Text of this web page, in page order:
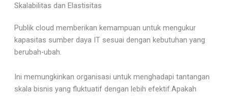
Skalabilitas dan Elastisitas
Publik cloud memberikan kemampuan untuk mengukur
kapasitas sumber daya IT sesuai dengan kebutuhan yang
berubah-ubah.
Ini memungkinkan organisasi untuk menghadapi tantangan
skala bisnis yang fluktuatif dengan lebih efektif.Apakah